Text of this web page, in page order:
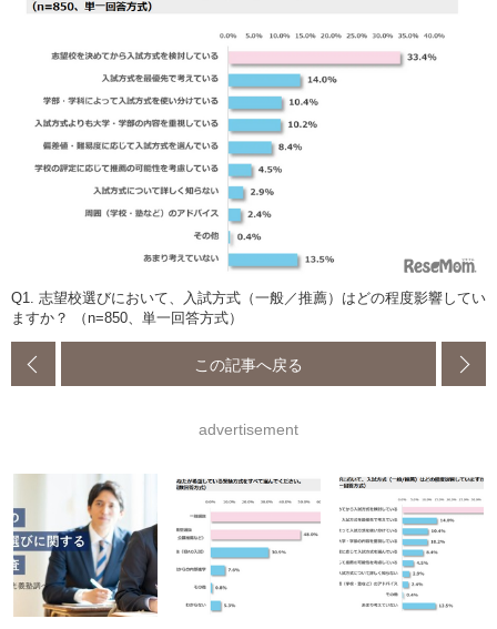
Q1. 志望校選びにおいて、入試方式（一般／推薦）はどの程度影響してい
ますか？ （n=850、単一回答方式）
この記事へ戻る
advertisement